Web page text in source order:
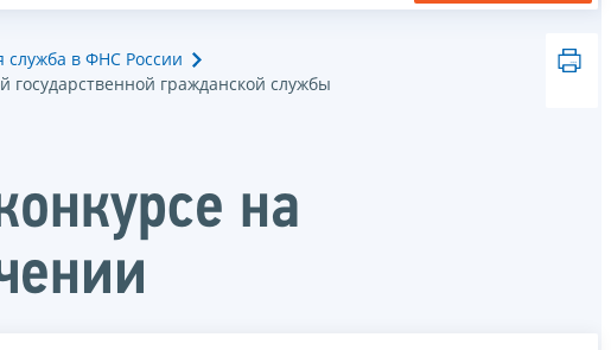
служба в ФНС России
гражданской службы
на